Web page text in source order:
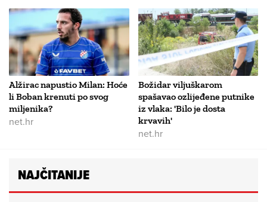
Alžirac napustio Milan: Hoće
li Boban krenuti po svog
miljenika?
net.hr
Božidar viljuškarom
spašavao ozlijeđene putnike
iz vlaka: 'Bilo je dosta
krvavih'
net.hr
NAJČITANIJE